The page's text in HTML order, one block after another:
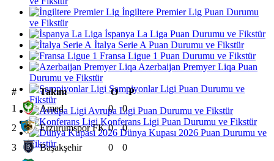
İngiltere Premier Lig Puan Durumu
ve Fikstür
İspanya La Liga Puan Durumu ve Fikstür
İtalya Serie A Puan Durumu ve Fikstür
Fransa Ligue 1 Puan Durumu ve Fikstür
Azerbaijan Premyer Liqa Puan
Durumu ve Fikstür
Şampiyonlar Ligi Puan Durumu ve
Fikstür
Avrupa Ligi Puan Durumu ve Fikstür
Konferans Ligi Puan Durumu ve Fikstür
Dünya Kupası 2026 Puan Durumu ve
Fikstür
# Takım O
P
1
Amed 0
0
2
Erzurumspor FK 0
0
3
Başakşehir 0
0